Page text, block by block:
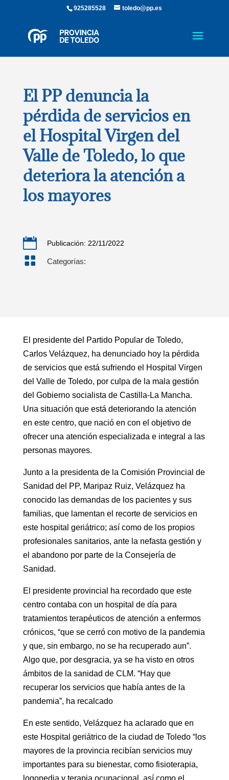
925285528 toledo@pp.es
El PP denuncia la
pérdida de servicios en
el Hospital Virgen del
Valle de Toledo, lo que
deteriora la atención a
los mayores
 Publicación: 22/11/2022
 Categorías:
El presidente del Partido Popular de Toledo,
Carlos Velázquez, ha denunciado hoy la pérdida
de servicios que está sufriendo el Hospital Virgen
del Valle de Toledo, por culpa de la mala gestión
del Gobierno socialista de Castilla-La Mancha.
Una situación que está deteriorando la atención
en este centro, que nació en con el objetivo de
ofrecer una atención especializada e integral a las
personas mayores.
Junto a la presidenta de la Comisión Provincial de
Sanidad del PP, Maripaz Ruiz, Velázquez ha
conocido las demandas de los pacientes y sus
familias, que lamentan el recorte de servicios en
este hospital geriátrico; así como de los propios
profesionales sanitarios, ante la nefasta gestión y
el abandono por parte de la Consejería de
Sanidad.
El presidente provincial ha recordado que este
centro contaba con un hospital de día para
tratamientos terapéuticos de atención a enfermos
crónicos, “que se cerró con motivo de la pandemia
y que, sin embargo, no se ha recuperado aun”.
Algo que, por desgracia, ya se ha visto en otros
ámbitos de la sanidad de CLM. “Hay que
recuperar los servicios que había antes de la
pandemia”, ha recalcado
En este sentido, Velázquez ha aclarado que en
este Hospital geriátrico de la ciudad de Toledo “los
mayores de la provincia recibían servicios muy
importantes para su bienestar, como fisioterapia,
logopedia y terapia ocupacional, así como el